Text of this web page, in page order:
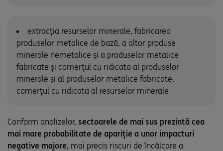
extracția resurselor minerale, fabricarea
produselor metalice de bază, a altor produse
minerale nemetalice și a produselor metalice
fabricate și comerțul cu ridicata al produselor
minerale și al produselor metalice fabricate,
comerțul cu ridicata al resurselor minerale
Conform analizelor, sectoarele de mai sus prezintă cea
mai mare probabilitate de apariție a unor impacturi
negative majore, mai precis riscuri de încălcare a